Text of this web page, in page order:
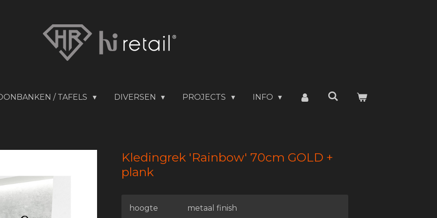
/ TAFELS DIVERSEN PROJECTS INFO
Kledingrek 'Rainbow' 70cm GOLD +
plank
hoogte metaal finish